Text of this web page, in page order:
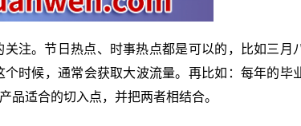
注。节日热点、时事热点都是可以的，比如三月
时候，通常会获取大波流量。再比如：每年的毕
品适合的切入点，并把两者相结合。